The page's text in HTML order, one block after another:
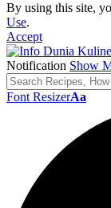
By using this site,
Use.
Accept
Notification Show
Font ResizerAa